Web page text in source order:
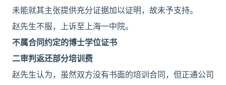
未能就其主张提供充分证据加以证明，故未予支持。
赵先生不服，上诉至上海一中院。
不属合同约定的博士学位证书
二审判返还部分培训费
赵先生认为，虽然双方没有书面的培训合同，但正通公司